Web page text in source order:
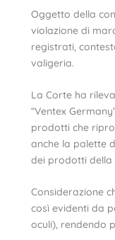
Oggetto della
violazione di
registrati,
valigeria.
La Corte ha
“Ventex
prodotti che
anche la palette
dei prodotti
Considerazione
così evidenti da
oculi), rendendo